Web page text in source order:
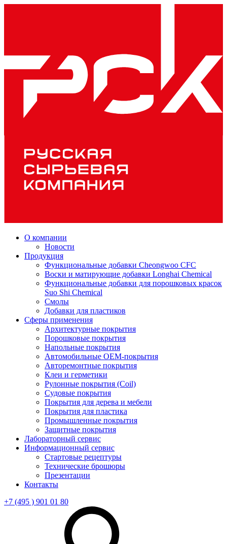
О компании
Новости
Продукция
Функциональные добавки Cheongwoo СFC
Воски и матирующие добавки Longhai Chemical
Функциональные добавки для порошковых красок
Suo Shi Chemical
Смолы
Добавки для пластиков
Сферы применения
Архитектурные покрытия
Порошковые покрытия
Напольные покрытия
Автомобильные ОЕМ-покрытия
Авторемонтные покрытия
Клеи и герметики
Рулонные покрытия (Coil)
Судовые покрытия
Покрытия для дерева и мебели
Покрытия для пластика
Промышленные покрытия
Защитные покрытия
Лабораторный сервис
Информационный сервис
Стартовые рецептуры
Технические брошюры
Презентации
Контакты
+7 (495 ) 901 01 80